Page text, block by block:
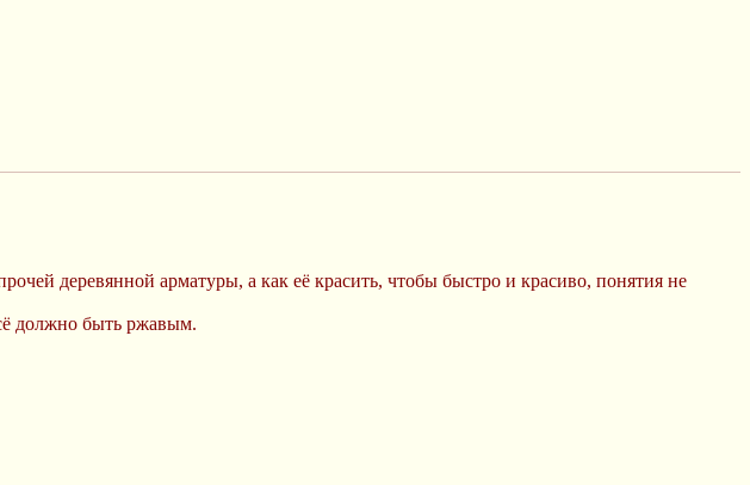
деревянной арматуры, а как её красить, чтобы быстро и красиво, понятия не
должно быть ржавым.